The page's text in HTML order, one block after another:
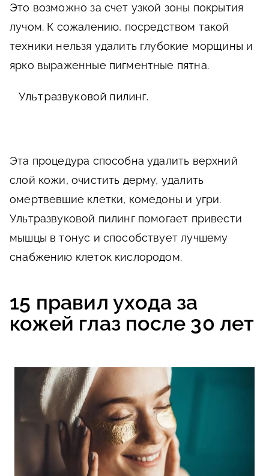
Это возможно за счет узкой зоны покрытия
лучом. К сожалению, посредством такой
техники нельзя удалить глубокие морщины и
ярко выраженные пигментные пятна.
Ультразвуковой пилинг.
Эта процедура способна удалить верхний
слой кожи, очистить дерму, удалить
омертвевшие клетки, комедоны и угри.
Ультразвуковой пилинг помогает привести
мышцы в тонус и способствует лучшему
снабжению клеток кислородом.
15 правил ухода за
кожей глаз после 30 лет